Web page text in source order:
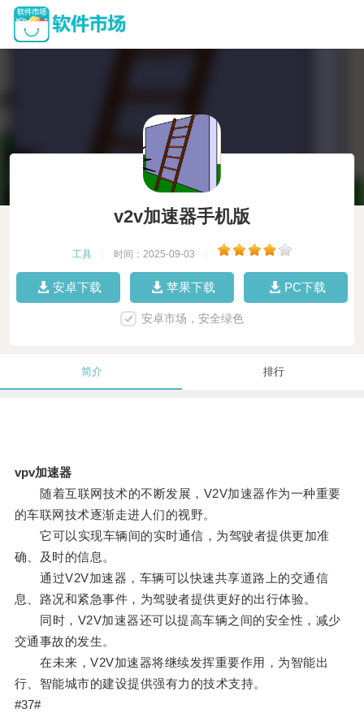
v2v加速器手机版
工具 时间：2025-09-03
安卓下载 苹果下载 PC下载
安卓市场，安全绿色
简介 排行
vpv加速器
随着互联网技术的不断发展，V2V加速器作为一种重要
的车联网技术逐渐走进人们的视野。
它可以实现车辆间的实时通信，为驾驶者提供更加准
确、及时的信息。
通过V2V加速器，车辆可以快速共享道路上的交通信
息、路况和紧急事件，为驾驶者提供更好的出行体验。
同时，V2V加速器还可以提高车辆之间的安全性，减少
交通事故的发生。
在未来，V2V加速器将继续发挥重要作用，为智能出
行、智能城市的建设提供强有力的技术支持。
#37#